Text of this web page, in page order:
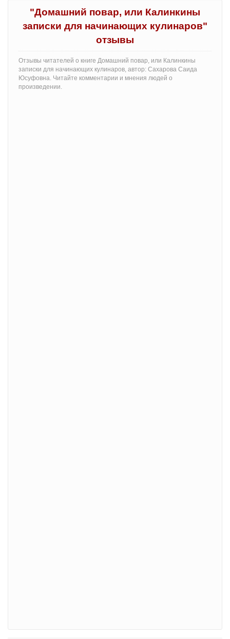
"Домашний повар, или Калинкины
записки для начинающих кулинаров"
отзывы
Отзывы читателей о книге Домашний повар, или Калинкины
записки для начинающих кулинаров, автор: Сахарова Саида
Юсуфовна. Читайте комментарии и мнения людей о
произведении.